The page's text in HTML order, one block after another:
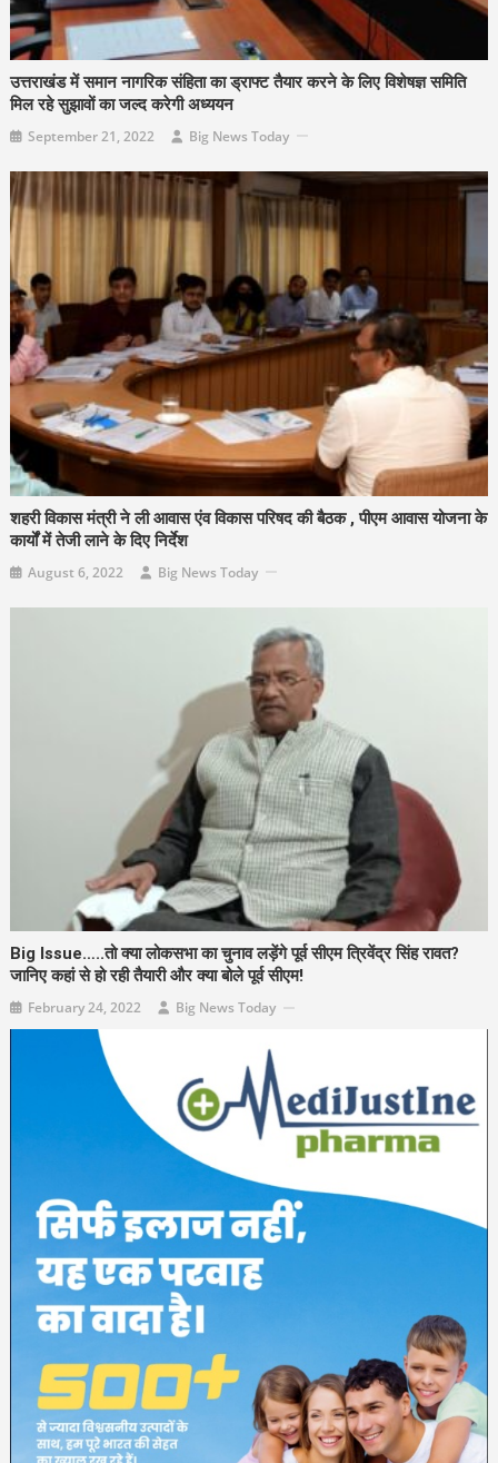
उत्तराखंड में समान नागरिक संहिता का ड्राफ्ट तैयार करने के लिए विशेषज्ञ समिति
मिल रहे सुझावों का जल्द करेगी अध्ययन
September 21, 2022 Big News Today
शहरी विकास मंत्री ने ली आवास एंव विकास परिषद की बैठक , पीएम आवास योजना के
कार्यों में तेजी लाने के दिए निर्देश
August 6, 2022 Big News Today
Big Issue…..तो क्या लोकसभा का चुनाव लड़ेंगे पूर्व सीएम त्रिवेंद्र सिंह रावत?
जानिए कहां से हो रही तैयारी और क्या बोले पूर्व सीएम!
February 24, 2022 Big News Today